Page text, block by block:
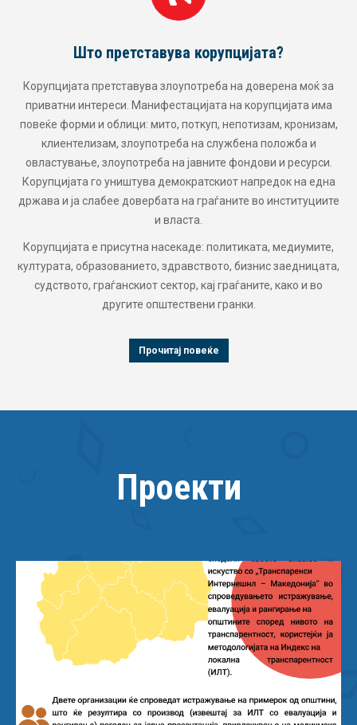
Што претставува корупцијата?
Корупцијата претставува злоупотреба на доверена моќ за
приватни интереси. Манифестацијата на корупцијата има
повеќе форми и облици: мито, поткуп, непотизам, кронизам,
клиентелизам, злоупотреба на службена положба и
овластување, злоупотреба на јавните фондови и ресурси.
Корупцијата го уништува демократскиот напредок на една
држава и ја слабее довербата на граѓаните во институциите
и власта.
Корупцијата е присутна насекаде: политиката, медиумите,
културата, образованието, здравството, бизнис заедницата,
судството, граѓанскиот сектор, кај граѓаните, како и во
другите општествени гранки.
Прочитај повеќе
Проекти